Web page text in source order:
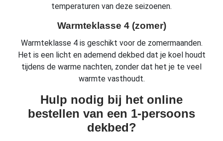
temperaturen van deze seizoenen.
Warmteklasse 4 (zomer)
Warmteklasse 4 is geschikt voor de zomermaanden.
Het is een licht en ademend dekbed dat je koel houdt
tijdens de warme nachten, zonder dat het je te veel
warmte vasthoudt.
Hulp nodig bij het online
bestellen van een 1-persoons
dekbed?